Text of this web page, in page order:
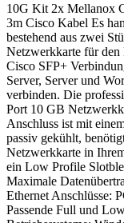
10G Kit 2x Mellanox
3m Cisco Kabel Es
bestehend aus zwei
Netzwerkkarte für den
Cisco SFP+
Server, Server und
verbinden. Die
Port 10 GB
Anschluss ist mit
passiv gekühlt,
Netzwerkkarte in
ein Low Profile
Maximale
Ethernet Anschlüsse:
Passende Full und